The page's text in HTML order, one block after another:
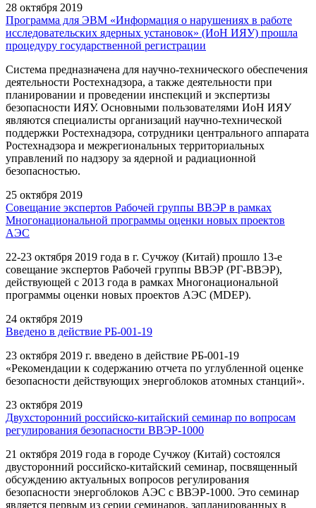
28 октября 2019
Программа для ЭВМ «Информация о нарушениях в работе
исследовательских ядерных установок» (ИоН ИЯУ) прошла
процедуру государственной регистрации
Система предназначена для научно-технического обеспечения
деятельности Ростехнадзора, а также деятельности при
планировании и проведении инспекций и экспертизы
безопасности ИЯУ. Основными пользователями ИоН ИЯУ
являются специалисты организаций научно-технической
поддержки Ростехнадзора, сотрудники центрального аппарата
Ростехнадзора и межрегиональных территориальных
управлений по надзору за ядерной и радиационной
безопасностью.
25 октября 2019
Совещание экспертов Рабочей группы ВВЭР в рамках
Многонациональной программы оценки новых проектов
АЭС
22-23 октября 2019 года в г. Сучжоу (Китай) прошло 13-е
совещание экспертов Рабочей группы ВВЭР (РГ-ВВЭР),
действующей с 2013 года в рамках Многонациональной
программы оценки новых проектов АЭС (MDEP).
24 октября 2019
Введено в действие РБ-001-19
23 октября 2019 г. введено в действие РБ-001-19
«Рекомендации к содержанию отчета по углубленной оценке
безопасности действующих энергоблоков атомных станций».
23 октября 2019
Двухсторонний российско-китайский семинар по вопросам
регулирования безопасности ВВЭР-1000
21 октября 2019 года в городе Сучжоу (Китай) состоялся
двусторонний российско-китайский семинар, посвященный
обсуждению актуальных вопросов регулирования
безопасности энергоблоков АЭС с ВВЭР-1000. Это семинар
является первым из серии семинаров, запланированных в